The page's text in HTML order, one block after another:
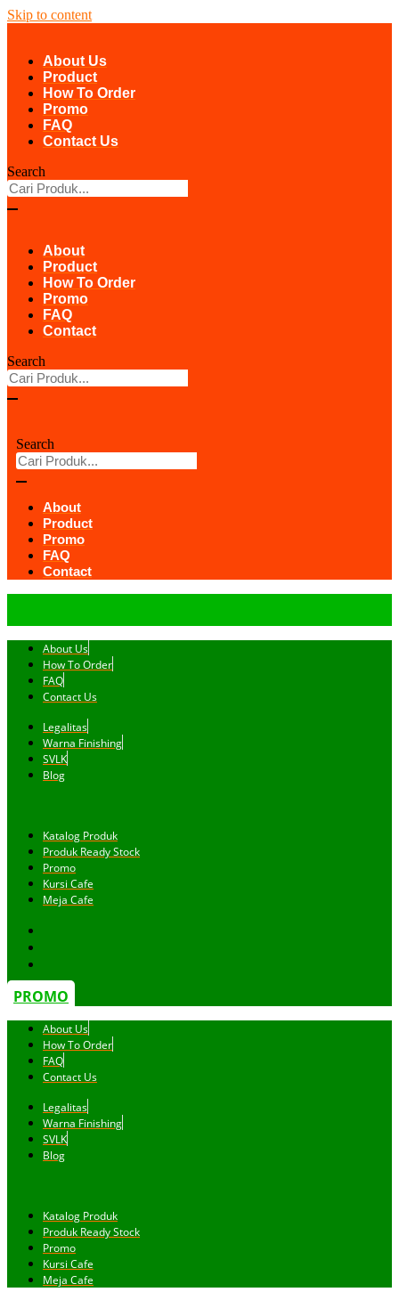
Skip to content
About Us
Product
How To Order
Promo
FAQ
Contact Us
Search
About
Product
How To Order
Promo
FAQ
Contact
Search
Search
About
Product
Promo
FAQ
Contact
About Us
How To Order
FAQ
Contact Us
Legalitas
Warna Finishing
SVLK
Blog
Katalog Produk
Produk Ready Stock
Promo
Kursi Cafe
Meja Cafe
PROMO
About Us
How To Order
FAQ
Contact Us
Legalitas
Warna Finishing
SVLK
Blog
Katalog Produk
Produk Ready Stock
Promo
Kursi Cafe
Meja Cafe